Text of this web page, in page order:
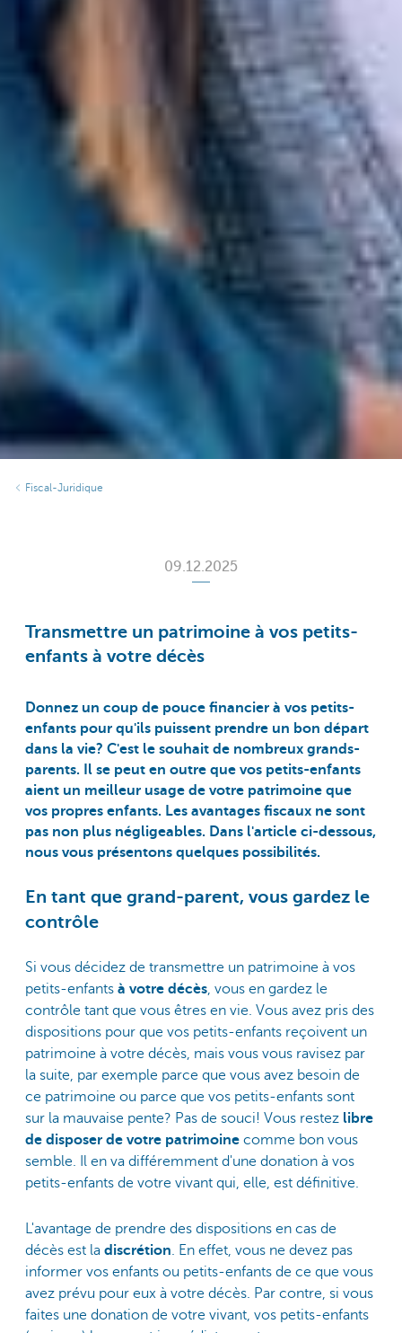
Fiscal-Juridique
09.12.2025
Transmettre un patrimoine à vos petits-
enfants à votre décès
Donnez un coup de pouce financier à vos petits-
enfants pour qu'ils puissent prendre un bon départ
dans la vie? C'est le souhait de nombreux grands-
parents. Il se peut en outre que vos petits-enfants
aient un meilleur usage de votre patrimoine que
vos propres enfants. Les avantages fiscaux ne sont
pas non plus négligeables. Dans l'article ci-dessous,
nous vous présentons quelques possibilités.
En tant que grand-parent, vous gardez le
contrôle
Si vous décidez de transmettre un patrimoine à vos
petits-enfants à votre décès, vous en gardez le
contrôle tant que vous êtres en vie. Vous avez pris des
dispositions pour que vos petits-enfants reçoivent un
patrimoine à votre décès, mais vous vous ravisez par
la suite, par exemple parce que vous avez besoin de
ce patrimoine ou parce que vos petits-enfants sont
sur la mauvaise pente? Pas de souci! Vous restez libre
de disposer de votre patrimoine comme bon vous
semble. Il en va différemment d'une donation à vos
petits-enfants de votre vivant qui, elle, est définitive.
L'avantage de prendre des dispositions en cas de
décès est la discrétion. En effet, vous ne devez pas
informer vos enfants ou petits-enfants de ce que vous
avez prévu pour eux à votre décès. Par contre, si vous
faites une donation de votre vivant, vos petits-enfants